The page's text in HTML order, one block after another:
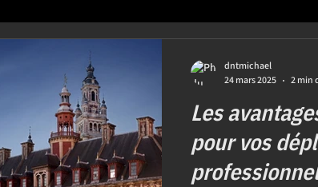
Les
pour vos
dntmichael
24 mars 2025
2 min